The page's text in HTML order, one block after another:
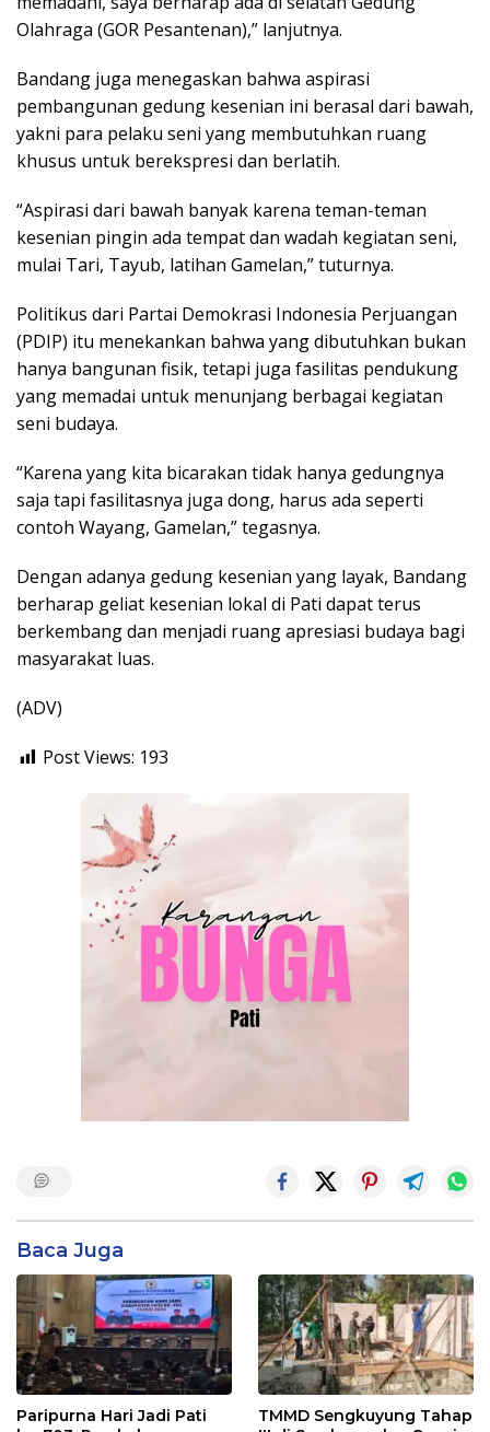
Olahraga (GOR Pesantenan),” lanjutnya.
Bandang juga menegaskan bahwa aspirasi
pembangunan gedung kesenian ini berasal dari bawah,
yakni para pelaku seni yang membutuhkan ruang
khusus untuk berekspresi dan berlatih.
“Aspirasi dari bawah banyak karena teman-teman
kesenian pingin ada tempat dan wadah kegiatan seni,
mulai Tari, Tayub, latihan Gamelan,” tuturnya.
Politikus dari Partai Demokrasi Indonesia Perjuangan
(PDIP) itu menekankan bahwa yang dibutuhkan bukan
hanya bangunan fisik, tetapi juga fasilitas pendukung
yang memadai untuk menunjang berbagai kegiatan
seni budaya.
“Karena yang kita bicarakan tidak hanya gedungnya
saja tapi fasilitasnya juga dong, harus ada seperti
contoh Wayang, Gamelan,” tegasnya.
Dengan adanya gedung kesenian yang layak, Bandang
berharap geliat kesenian lokal di Pati dapat terus
berkembang dan menjadi ruang apresiasi budaya bagi
masyarakat luas.
(ADV)
Post Views: 193
Baca Juga
Paripurna Hari Jadi Pati
TMMD Sengkuyung Tahap